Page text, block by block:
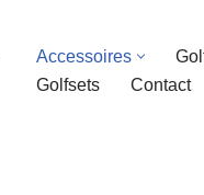
Accessoires
Golfsets
Contact